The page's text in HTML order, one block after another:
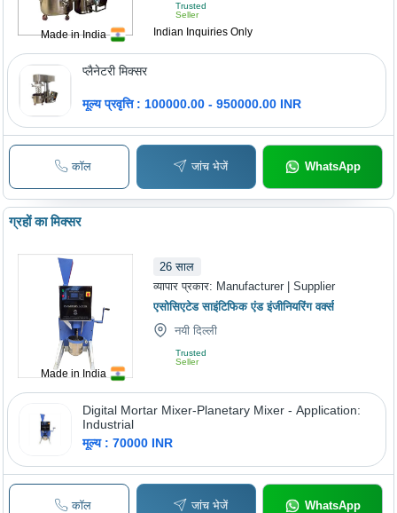
Made in India
Trusted
Seller
Indian Inquiries Only
प्लैनेटरी मिक्सर
मूल्य प्रवृत्ति : 100000.00 - 950000.00 INR
कॉल जांच भेजें WhatsApp
Made in India
ग्रहों का मिक्सर
26 साल
व्यापार प्रकार: Manufacturer | Supplier
एसोसिएटेड साइंटिफिक एंड इंजीनियरिंग वर्क्स
नयी दिल्ली
Trusted
Seller
Digital Mortar Mixer-Planetary Mixer - Application:
Industrial
मूल्य : 70000 INR
कॉल जांच भेजें WhatsApp